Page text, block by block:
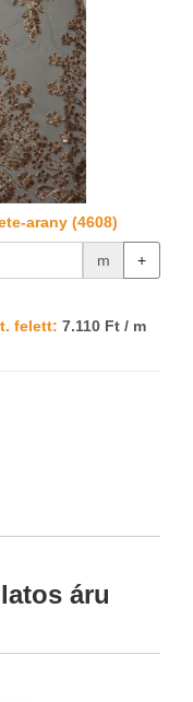
arany (4608)
m +
felett: 7.110 Ft / m
áru